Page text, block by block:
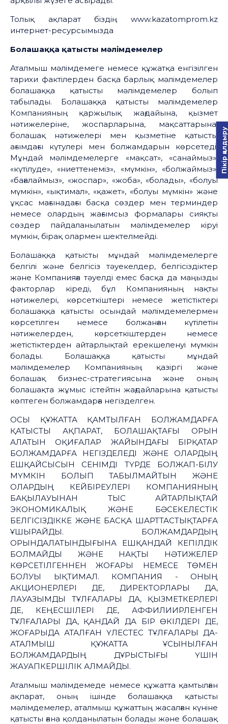
Толық ақпарат біздің www.kazatomprom.kz
интернет-ресурсымызда
Болашаққа қатысты мәлімдемелер
Аталмыш мәлімдемеге немесе құжатқа енгізілген
тарихи фактілерден басқа барлық мәлімдемелер
болашаққа қатысты мәлімдемелер болып
табылады. Болашаққа қатысты мәлімдемелер
Компанияның қаржылық жағдайына, қызмет
нәтижелеріне, жоспарларына, мақсаттарына,
болашақ нәтижелері мен қызметіне қатысты
ағымдағы күтулері мен болжамдарын көрсетеді.
Мұндай мәлімдемелерге «мақсат», «санаймыз»,
«күтілуде», «ниеттенеміз», «мүмкін», «болжаймыз»,
«бағалаймыз», «жоспар», «жоба», «болады», «болуы
мүмкін», «ықтимал», «қажет», «болуы мүмкін» және
ұқсас мағынадағы басқа сөздер мен терминдер
немесе олардың жағымсыз формалары сияқты
сөздер пайдаланылатын мәлімдемелер кіруі
мүмкін, бірақ олармен шектелмейді.
Болашаққа қатысты мұндай мәлімдемелерге
белгілі және белгісіз тәуекелдер, белгісіздіктер
және Компанияға тәуелді емес басқа да маңызды
факторлар кіреді, бұл Компанияның нақты
нәтижелері, көрсеткіштері немесе жетістіктері
болашаққа қатысты осындай мәлімдемелермен
көрсетілген немесе болжанған күтілетін
нәтижелерден, көрсеткіштерден немесе
жетістіктерден айтарлықтай ерекшеленуі мүмкін
болады. Болашаққа қатысты мұндай
мәлімдемелер Компанияның қазіргі және
болашақ бизнес-стратегиясына және оның
болашақта жұмыс істейтін жағдайларына қатысты
көптеген болжамдарға негізделген.
ОСЫ ҚҰЖАТТА ҚАМТЫЛҒАН БОЛЖАМДАРҒА
ҚАТЫСТЫ АҚПАРАТ, БОЛАШАҚТАҒЫ ОРЫН
АЛАТЫН ОҚИҒАЛАР ЖАЙЫНДАҒЫ БІРҚАТАР
БОЛЖАМДАРҒА НЕГІЗДЕЛЕДІ ЖӘНЕ ОЛАРДЫҢ
ЕШҚАЙСЫСЫН СЕНІМДІ ТҮРДЕ БОЛЖАП-БІЛУ
МҮМКІН БОЛЫП ТАБЫЛМАЙТЫН ЖӘНЕ
ОЛАРДЫҢ КЕЙБІРЕУЛЕРІ КОМПАНИЯНЫҢ
БАҚЫЛАУЫНАН ТЫС АЙТАРЛЫҚТАЙ
ЭКОНОМИКАЛЫҚ ЖӘНЕ БӘСЕКЕЛЕСТІК
БЕЛГІСІЗДІККЕ ЖӘНЕ БАСҚА ШАРТТАСТЫҚТАРҒА
ҰШЫРАЙДЫ. БОЛЖАМДАРДЫҢ
ОРЫНДАЛАТЫНДЫҒЫНА ЕШҚАНДАЙ КЕПІЛДІК
БОЛМАЙДЫ ЖӘНЕ НАҚТЫ НӘТИЖЕЛЕР
КӨРСЕТІЛГЕННЕН ЖОҒАРЫ НЕМЕСЕ ТӨМЕН
БОЛУЫ ЫҚТИМАЛ. КОМПАНИЯ - ОНЫҢ
АКЦИОНЕРЛЕРІ ДЕ, ДИРЕКТОРЛАРЫ ДА,
ЛАУАЗЫМДЫ ТҰЛҒАЛАРЫ ДА, ҚЫЗМЕТКЕРЛЕРІ
ДЕ, КЕҢЕСШІЛЕРІ ДЕ, АФФИЛИИРЛЕНГЕН
ТҰЛҒАЛАРЫ ДА, ҚАНДАЙ ДА БІР ӨКІЛДЕРІ ДЕ,
ЖОҒАРЫДА АТАЛҒАН ҮЛЕСТЕС ТҰЛҒАЛАРЫ ДА-
АТАЛМЫШ ҚҰЖАТТА ҰСЫНЫЛҒАН
БОЛЖАМДАРДЫҢ ДҰРЫСТЫҒЫ ҮШІН
ЖАУАПКЕРШІЛІК АЛМАЙДЫ.
Аталмыш мәлімдемеде немесе құжатта қамтылған
ақпарат, оның ішінде болашаққа қатысты
мәлімдемелер, аталмыш құжаттың жасалған күніне
қатысты ғана қолданылатын болады және болашақ
Пікір қалдыру